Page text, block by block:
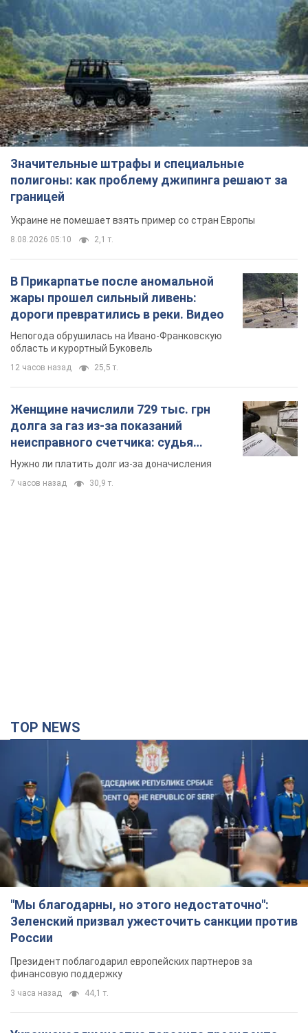
Значительные штрафы и специальные
полигоны: как проблему джипинга решают за
границей
Украине не помешает взять пример со стран Европы
8.08.2026 05:10 2,1 т.
В Прикарпатье после аномальной
жары прошел сильный ливень:
дороги превратились в реки. Видео
Непогода обрушилась на Ивано-Франковскую
область и курортный Буковель
12 часов назад 25,5 т.
Женщине начислили 729 тыс. грн
долга за газ из-за показаний
неисправного счетчика: судья
вынес неожиданное решение
Нужно ли платить долг из-за доначисления
7 часов назад 30,9 т.
TOP NEWS
"Мы благодарны, но этого недостаточно":
Зеленский призвал ужесточить санкции против
России
Президент поблагодарил европейских партнеров за
финансовую поддержку
3 часа назад 44,1 т.